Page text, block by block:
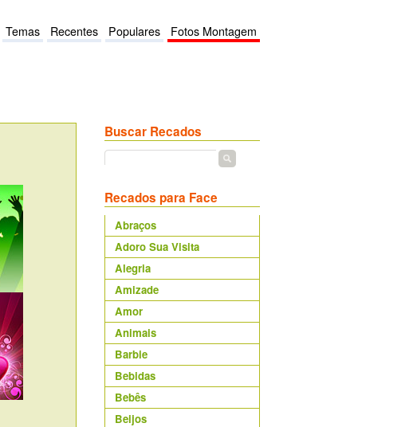
Temas Recentes Populares Fotos Montagem
Buscar Recados
Recados para Face
Abraços
Adoro Sua Visita
Alegria
Amizade
Amor
Animais
Barbie
Bebidas
Bebês
Beijos